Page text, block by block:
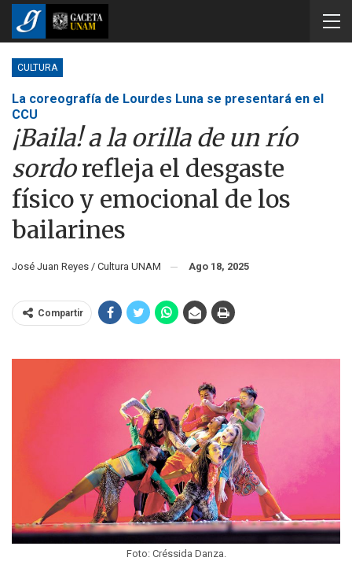
CULTURA
La coreografía de Lourdes Luna se presentará en el
CCU
¡Baila! a la orilla de un río
sordorefleja el desgaste
físico y emocional de los
bailarines
José Juan Reyes / Cultura UNAM Ago 18, 2025
Compartir
Foto: Créssida Danza.